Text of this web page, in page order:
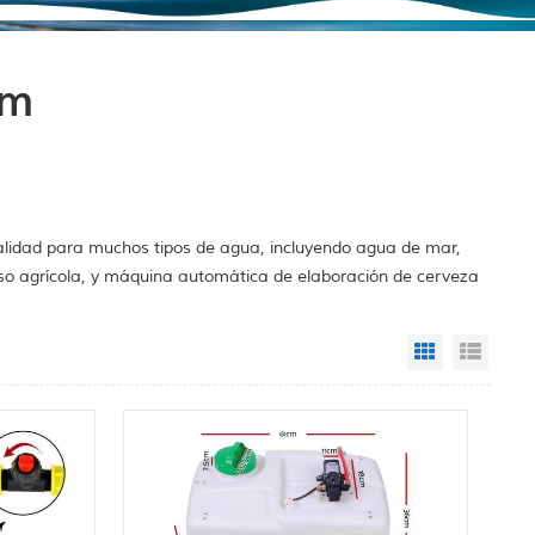
para muchos tipos de agua, incluyendo agua de mar,
agrícola, y máquina automática de elaboración de cerveza
Grid View